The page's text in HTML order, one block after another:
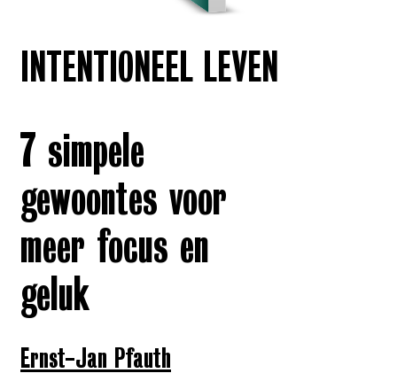
INTENTIONEEL LEVEN
7 simpele
gewoontes voor
meer focus en
geluk
Ernst-Jan Pfauth